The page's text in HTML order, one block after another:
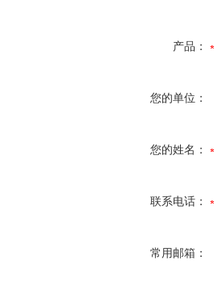
产品：
您的单位：
您的姓名：
联系电话：
常用邮箱：